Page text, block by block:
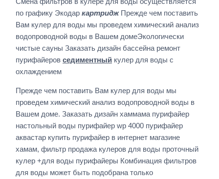
по графику Экодар картриджПрежде чем поставить
Вам кулер для воды мы проведем химический анализ
водопроводной воды в Вашем домеЭкологически
чистые сауны Заказать дизайн бассейна ремонт
пурифайеров седиментный кулер для воды с
охлаждением
Прежде чем поставить Вам кулер для воды мы
проведем химический анализ водопроводной воды в
Вашем доме. Заказать дизайн хаммама пурифайер
настольный воды пурифайер wp 4000 пурифайер
аквастар купить пурифайер в интернет магазине
хамам, фильтр продажа кулеров для воды проточный
кулер +для воды пурифайеры Комбинация фильтров
для воды может быть подобрана только